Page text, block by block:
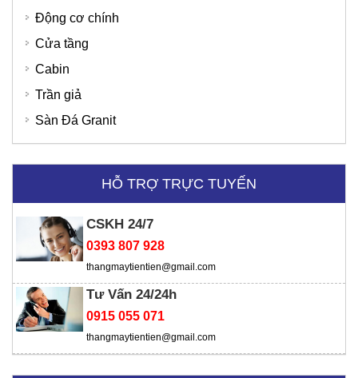
Động cơ chính
Cửa tầng
Cabin
Trần giả
Sàn Đá Granit
HỖ TRỢ TRỰC TUYẾN
CSKH 24/7
0393 807 928
thangmaytientien@gmail.com
Tư Vấn 24/24h
0915 055 071
thangmaytientien@gmail.com